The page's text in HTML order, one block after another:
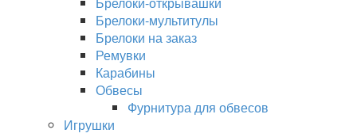
Брелоки-мультитулы
Брелоки на заказ
Ремувки
Карабины
Обвесы
Фурнитура для обвесов
Игрушки